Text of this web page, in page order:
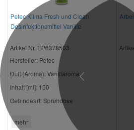
Petec Klima Fresh und Clean
Desinfektionsmittel Vanille
Artikel Nr. EP6378503
Hersteller: Petec
Duft (Aroma): Vanillaroma
Inhalt [ml]: 150
Gebindeart: Sprühdose
mehr
Previous